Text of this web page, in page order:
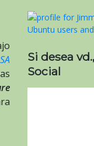
Si desea
Social